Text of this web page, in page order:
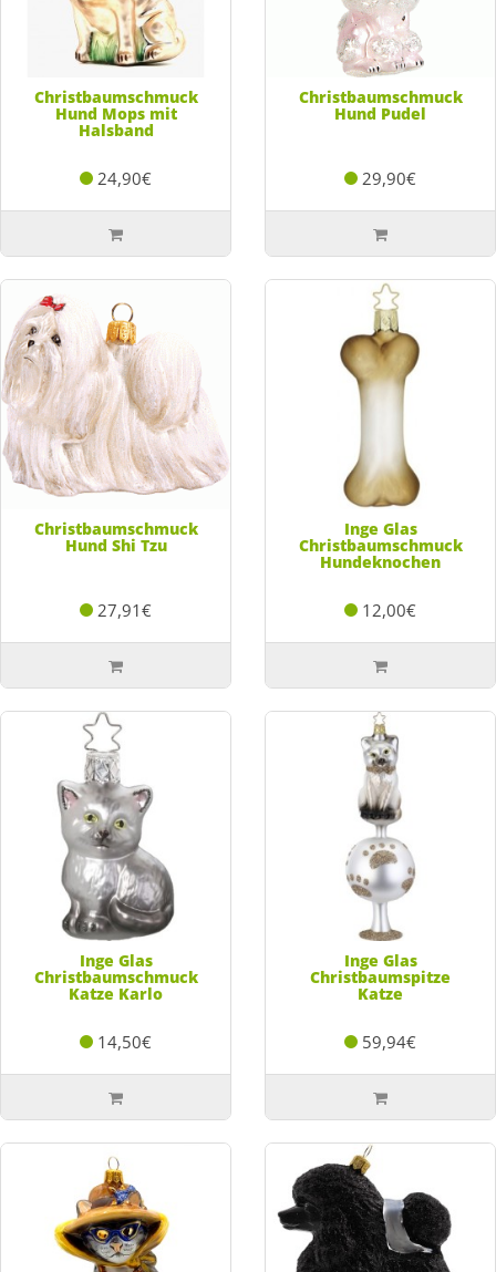
Christbaumschmuck
Hund Mops mit
Halsband
24,90€
Christbaumschmuck
Hund Pudel
29,90€
Christbaumschmuck
Hund Shi Tzu
27,91€
Inge Glas
Christbaumschmuck
Hundeknochen
12,00€
Inge Glas
Christbaumschmuck
Katze Karlo
14,50€
Inge Glas
Christbaumspitze
Katze
59,94€